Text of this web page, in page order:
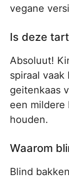
vegane
Is deze
Absoluut!
spiraal
geitenkaas
een mildere
houden.
Waarom
Blind